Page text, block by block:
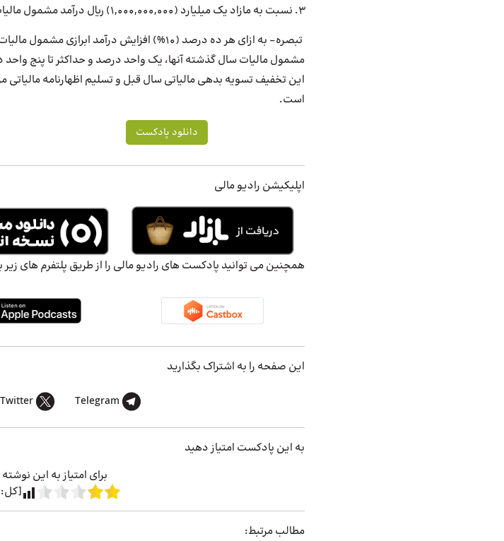
نسبت به مازاد یک میلیارد (1,000,000,000) ریال درآمد مشمول مالیات سالانه به نرخ بیست و پنج درصد (25%)
تبصره- به ازای هر ده درصد (10%) افزایش درآمد
مشمول مالیات سال گذشته آنها، یک واحد درصد و حداکثر تا پنج واحد
این تخفیف تسویه بدهی مالیاتی سال قبل و تسلیم اظهارنامه مالیاتی
است.
دانلود پادکست
اپلیکیشن رادیو مالی
همچنین می توانید پادکست های رادیو مالی را از طریق پلتفرم های زیر
این صفحه را به اشتراک بگذارید
Telegram
Twitter
به این پادکست امتیاز دهید
برای امتیاز به این
[کل:
مطالب مرتبط: